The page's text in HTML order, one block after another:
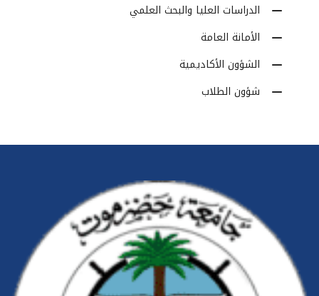
الدراسات العليا والبحث العلمي
الأمانة العامة
الشؤون الأكاديمية
شؤون الطلاب